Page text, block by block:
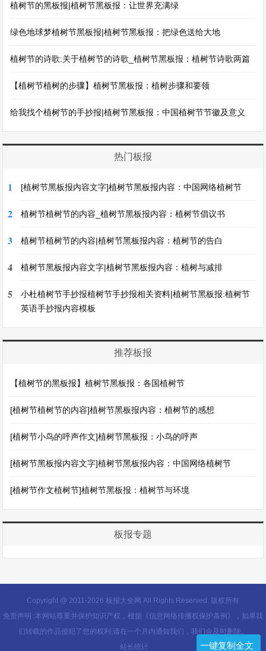
植树节的黑板报|植树节黑板报：让世界充满绿
绿色地球梦植树节黑板报|植树节黑板报：把绿色送给大地
植树节的诗歌:关于植树节的诗歌_植树节黑板报：植树节诗歌两篇
【植树节植树的步骤】植树节黑板报：植树步骤和要领
给我找个植树节的手抄报|植树节黑板报：中国植树节节徽及意义
热门板报
1 [植树节黑板报内容文字]植树节黑板报内容：中国网络植树节
2 植树节植树节的内容_植树节黑板报内容：植树节倡议书
3 植树节植树节的内容|植树节黑板报内容：植树节的告白
4 植树节黑板报内容文字|植树节黑板报内容：植树与减排
5
小杜植树节手抄报植树节手抄报相关资料|植树节黑板报:植树节
英语手抄报内容模板
推荐板报
【植树节的黑板报】植树节黑板报：各国植树节
[植树节植树节的内容]植树节黑板报内容：植树节的感想
[植树节小鸟的呼声作文]植树节黑板报：小鸟的呼声
[植树节黑板报内容文字]植树节黑板报内容：中国网络植树节
[植树节作文植树节]植树节黑板报：植树节与环境
板报专题
Copyright @ 2011-2026 板报大全网 All Rights Reserved. 版权所有
免责声明 :本网站尊重并保护知识产权，根据《信息网络传播权保护条例》，如果我
们转载的作品侵犯了您的权利,请在一个月内通知我们，我们会及时删除。
站长统计
一键复制全文